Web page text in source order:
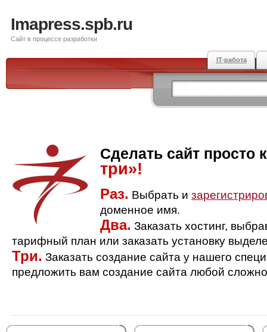
Imapress.spb.ru
Сайт в процессе разработки
IT-работа
Сделать сайт просто
три»!
Раз. Выбрать и
доменное имя.
Два. Заказать хостинг,
тарифный план или заказать установку
Три. Заказать создание сайта у нашего
предложить вам создание сайта любой